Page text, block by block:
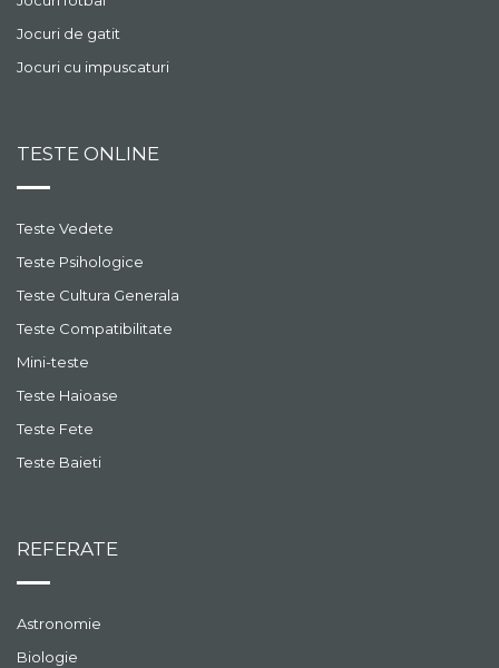
Jocuri de gatit
Jocuri cu impuscaturi
TESTE ONLINE
Teste Vedete
Teste Psihologice
Teste Cultura Generala
Teste Compatibilitate
Mini-teste
Teste Haioase
Teste Fete
Teste Baieti
REFERATE
Astronomie
Biologie